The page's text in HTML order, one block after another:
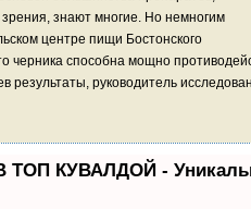
знают многие. Но немногим
центре пищи Бостонского
черника способна мощно
результаты, руководитель
ТОП КУВАЛДОЙ -